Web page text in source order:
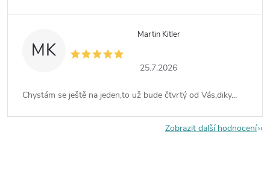
MK
Martin Kitler
25.7.2026
Chystám se ještě na jeden,to už bude čtvrtý od Vás,diky...
Zobrazit další hodnocení